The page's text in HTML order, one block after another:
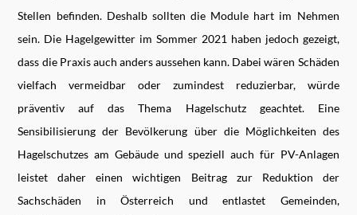
Stellen befinden. Deshalb sollten die Module hart im Nehmen
sein. Die Hagelgewitter im Sommer 2021 haben jedoch gezeigt,
dass die Praxis auch anders aussehen kann. Dabei wären Schäden
vielfach vermeidbar oder zumindest reduzierbar, würde
präventiv auf das Thema Hagelschutz geachtet. Eine
Sensibilisierung der Bevölkerung über die Möglichkeiten des
Hagelschutzes am Gebäude und speziell auch für PV-Anlagen
leistet daher einen wichtigen Beitrag zur Reduktion der
Sachschäden in Österreich und entlastet Gemeinden,